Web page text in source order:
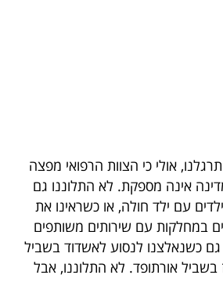
אולי כי הצוות הרפואי מפצה
אינה מספקת. לא התלוננו גם
עם ילד חולה, או כשראינו את
במחלקות עם שירותים משותפים
גם כשנאלצנו לנסוע לאשדוד בשביל
בשביל אורתופד. לא התלוננו, אבל